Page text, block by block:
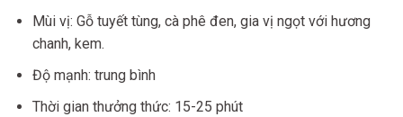
Mùi vị: Gỗ tuyết tùng, cà phê đen, gia vị ngọt với hương
chanh, kem.
Độ mạnh: trung bình
Thời gian thưởng thức: 15-25 phút